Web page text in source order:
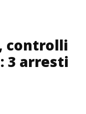
controlli
3 arresti